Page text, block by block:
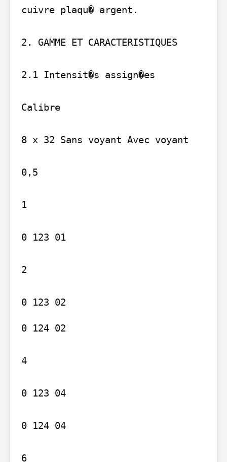
cuivre plaqu� argent.
2. GAMME ET CARACTERISTIQUES
2.1 Intensit�s assign�es
Calibre
8 x 32 Sans voyant Avec voyant
0,5
1
0 123 01
2
0 124 02
4
0 123 04
0 124 04
6